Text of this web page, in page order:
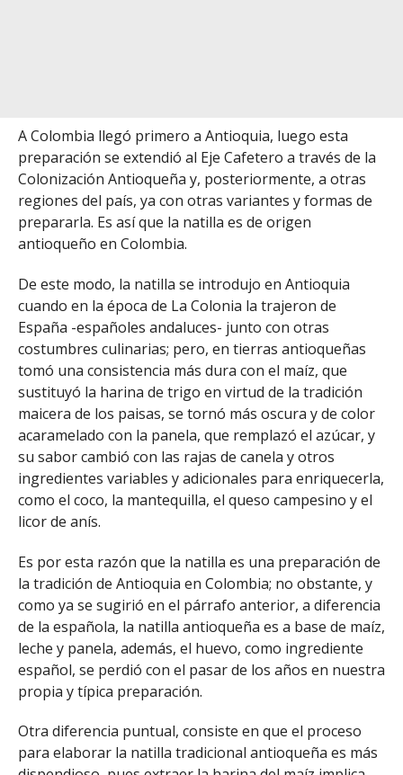
A Colombia llegó primero a Antioquia, luego esta
preparación se extendió al Eje Cafetero a través de la
Colonización Antioqueña y, posteriormente, a otras
regiones del país, ya con otras variantes y formas de
prepararla. Es así que la natilla es de origen
antioqueño en Colombia.
De este modo, la natilla se introdujo en Antioquia
cuando en la época de La Colonia la trajeron de
España -españoles andaluces- junto con otras
costumbres culinarias; pero, en tierras antioqueñas
tomó una consistencia más dura con el maíz, que
sustituyó la harina de trigo en virtud de la tradición
maicera de los paisas, se tornó más oscura y de color
acaramelado con la panela, que remplazó el azúcar, y
su sabor cambió con las rajas de canela y otros
ingredientes variables y adicionales para enriquecerla,
como el coco, la mantequilla, el queso campesino y el
licor de anís.
Es por esta razón que la natilla es una preparación de
la tradición de Antioquia en Colombia; no obstante, y
como ya se sugirió en el párrafo anterior, a diferencia
de la española, la natilla antioqueña es a base de maíz,
leche y panela, además, el huevo, como ingrediente
español, se perdió con el pasar de los años en nuestra
propia y típica preparación.
Otra diferencia puntual, consiste en que el proceso
para elaborar la natilla tradicional antioqueña es más